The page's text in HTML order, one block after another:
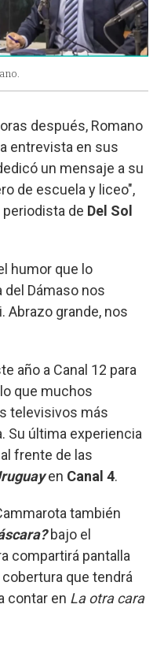
después, Romano
entrevista en sus
un mensaje a su
de escuela y liceo",
de Del Sol
humor que lo
Dámaso nos
Abrazo grande, nos
año a Canal 12 para
que muchos
televisivos más
Su última experiencia
frente de las
en Canal 4.
también
bajo el
compartirá pantalla
que tendrá
contar en La otra cara